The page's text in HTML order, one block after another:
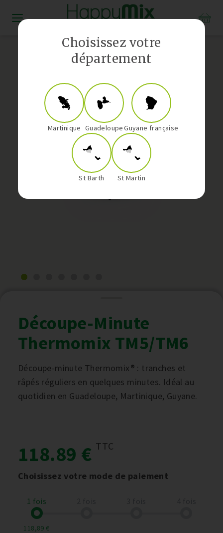
Découpe-Minute
Thermomix TM5/TM6
Découpe-minute Thermomix® : tranches et
râpés réguliers en quelques minutes. Idéal au
quotidien en Guadeloupe, Martinique, Guyane.
118.89 € TTC
Choisissez votre mode de paiement
1 fois
118,89 €
Choisissez votre
département
Martinique GuadeloupeGuyane française
St Barth St Martin